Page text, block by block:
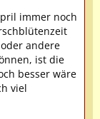
immer noch
andere
ist die
besser wäre
viel